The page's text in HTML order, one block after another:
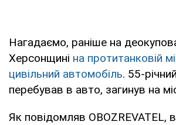
Нагадаємо, раніше на
Херсонщині на протитанковій
цивільний автомобіль. 55-
перебував в авто, загинув на
Як повідомляв OBOZREVATEL,